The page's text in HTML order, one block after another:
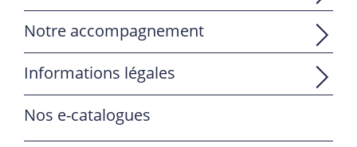
Notre accompagnement
Informations légales
Nos e-catalogues